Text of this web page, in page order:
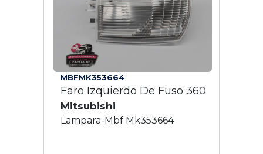
MBFMK353664
Faro Izquierdo De Fuso 360
Mitsubishi
Lampara-Mbf Mk353664